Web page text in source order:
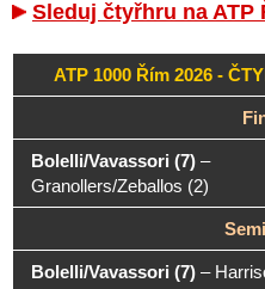
Sleduj čtyřhru na ATP
ATP 1000 Řím 2026 -
Bolelli/Vavassori (7) –
Granollers/Zeballos (2)
Bolelli/Vavassori (7) –